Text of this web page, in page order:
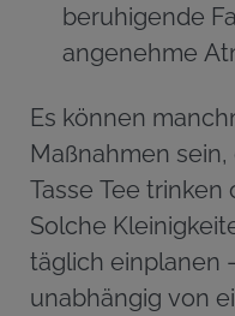
beruhigende
angenehme
Es können
Maßnahmen
Tasse Tee trinken
Solche
täglich einplanen
unabhängig von